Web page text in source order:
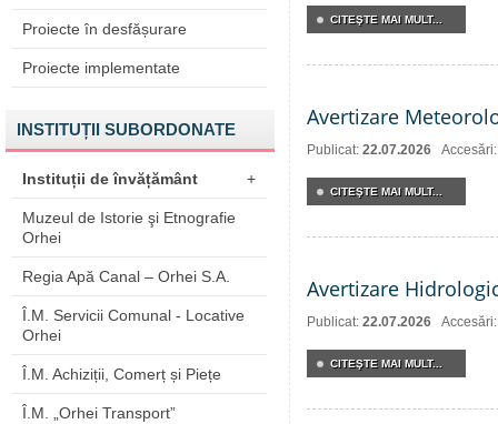
Proiecte în desfășurare
Proiecte implementate
INSTITUȚII SUBORDONATE
Instituții de învățământ +
Muzeul de Istorie şi Etnografie
Orhei
Regia Apă Canal – Orhei S.A.
Î.M. Servicii Comunal - Locative
Orhei
Î.M. Achiziții, Comerț și Piețe
Î.M. „Orhei Transport”
CITEŞTE MAI MULT...
Avertizare
Publicat: 22.07.2026
CITEŞTE MAI MULT...
Avertizare
Publicat: 22.07.2026
CITEŞTE MAI MULT...